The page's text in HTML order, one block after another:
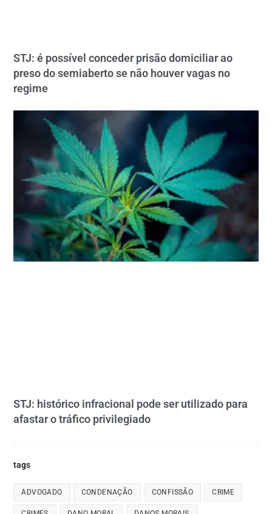
STJ: é possível conceder prisão domiciliar ao
preso do semiaberto se não houver vagas no
regime
STJ: histórico infracional pode ser utilizado para
afastar o tráfico privilegiado
tags
ADVOGADO CONDENAÇÃO CONFISSÃO CRIME